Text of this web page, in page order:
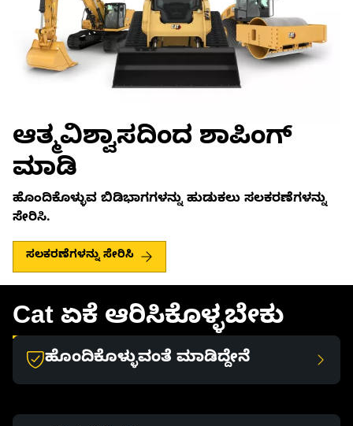
ಆತ್ಮವಿಶ್ವಾಸದಿಂದ ಶಾಪಿಂಗ್
ಮಾಡಿ
ಹೊಂದಿಕೊಳ್ಳುವ ಬಿಡಿಭಾಗಗಳನ್ನು ಹುಡುಕಲು ಸಲಕರಣೆಗಳನ್ನು
ಸೇರಿಸಿ.
ಸಲಕರಣೆಗಳನ್ನು ಸೇರಿಸಿ
Cat ಏಕೆ ಆರಿಸಿಕೊಳ್ಳಬೇಕು
ಹೊಂದಿಕೊಳ್ಳುವಂತೆ ಮಾಡಿದ್ದೇನೆ